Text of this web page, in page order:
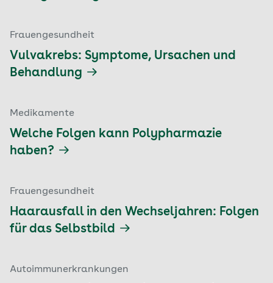
Frauengesundheit
Vulvakrebs: Symptome, Ursachen und
Behandlung
Medikamente
Welche Folgen kann Polypharmazie
haben?
Frauengesundheit
Haarausfall in den Wechseljahren: Folgen
für das Selbstbild
Autoimmunerkrankungen